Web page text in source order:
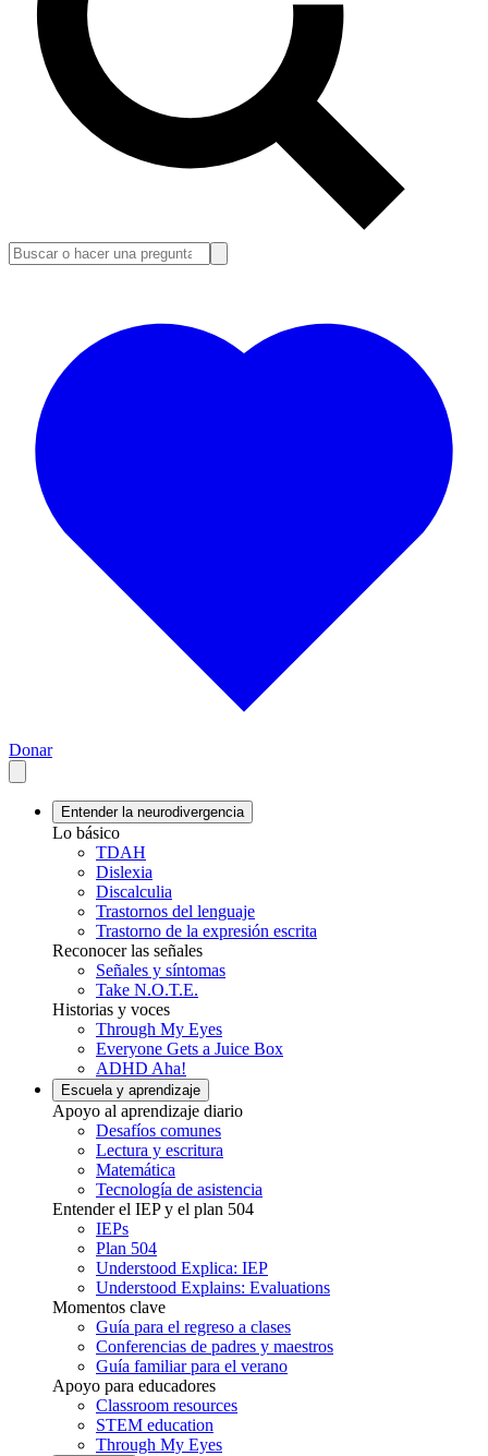
Donar
Entender la neurodivergencia
Lo básico
TDAH
Dislexia
Discalculia
Trastornos del lenguaje
Trastorno de la expresión escrita
Reconocer las señales
Señales y síntomas
Take N.O.T.E.
Historias y voces
Through My Eyes
Everyone Gets a Juice Box
ADHD Aha!
Escuela y aprendizaje
Apoyo al aprendizaje diario
Desafíos comunes
Lectura y escritura
Matemática
Tecnología de asistencia
Entender el IEP y el plan 504
IEPs
Plan 504
Understood Explica: IEP
Understood Explains: Evaluations
Momentos clave
Guía para el regreso a clases
Conferencias de padres y maestros
Guía familiar para el verano
Apoyo para educadores
Classroom resources
STEM education
Through My Eyes